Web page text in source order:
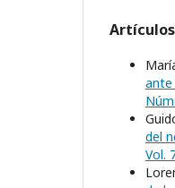
ante
del
Vol.